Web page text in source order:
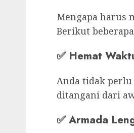
Mengapa harus
Berikut
✅ Hemat
Anda tidak perlu
ditangani dari
✅Armada